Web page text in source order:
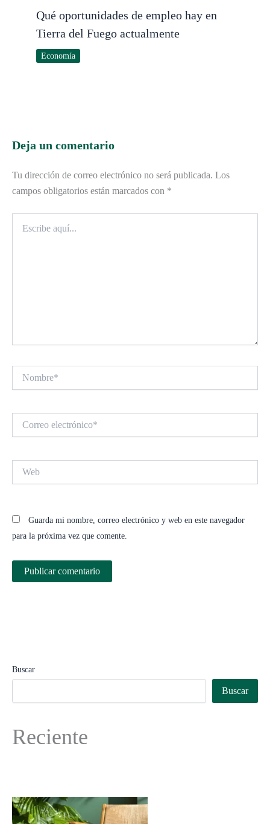
Qué oportunidades de empleo hay en
Tierra del Fuego actualmente
Economía
Deja un comentario
Tu dirección de correo electrónico no será publicada. Los
campos obligatorios están marcados con *
aquí...
electrónico*
Guarda mi nombre, correo electrónico y web en este navegador
para la próxima vez que comente.
Buscar
Buscar
Reciente